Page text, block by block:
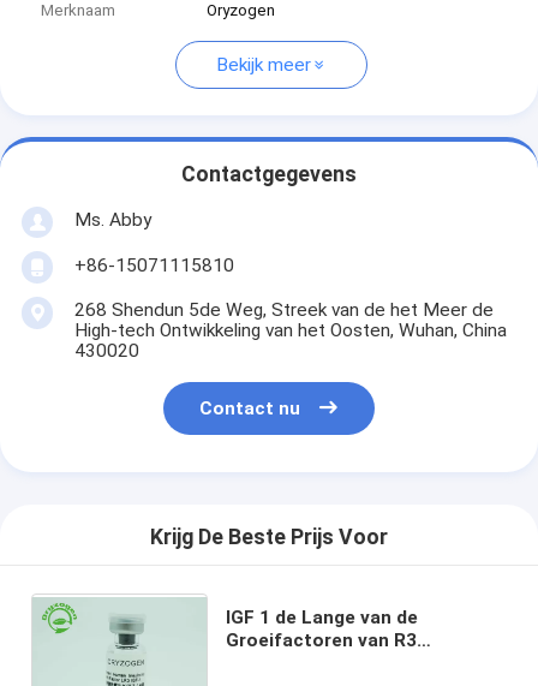
Merknaam
Oryzogen
Bekijk meer
Contactgegevens
Ms. Abby
+86-15071115810
268 Shendun 5de Weg, Streek van de het Meer de
High-tech Ontwikkeling van het Oosten, Wuhan, China
430020
Contact nu
Krijg De Beste Prijs Voor
IGF 1 de Lange van de
Groeifactoren van R3